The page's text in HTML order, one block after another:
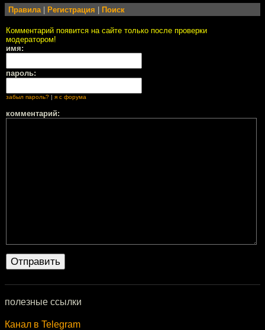
Правила Регистрация Поиск
Комментарий появится на сайте только после проверки
модератором!
имя:
пароль:
забыл пароль? | я с форума
комментарий:
полезные ссылки
Канал в Telegram